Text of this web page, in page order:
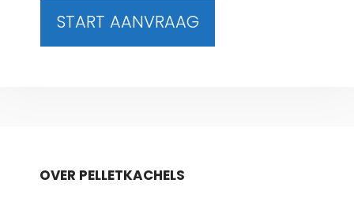
START AANVRAAG
OVER PELLETKACHELS